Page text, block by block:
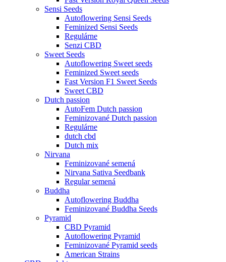
Sensi Seeds
Autoflowering Sensi Seeds
Feminized Sensi Seeds
Regulárne
Senzi CBD
Sweet Seeds
Autoflowering Sweet seeds
Feminized Sweet seeds
Fast Version F1 Sweet Seeds
Sweet CBD
Dutch passion
AutoFem Dutch passion
Feminizované Dutch passion
Regulárne
dutch cbd
Dutch mix
Nirvana
Feminizované semená
Nirvana Sativa Seedbank
Regular semená
Buddha
Autoflowering Buddha
Feminizované Buddha Seeds
Pyramid
CBD Pyramid
Autoflowering Pyramid
Feminizované Pyramid seeds
American Strains